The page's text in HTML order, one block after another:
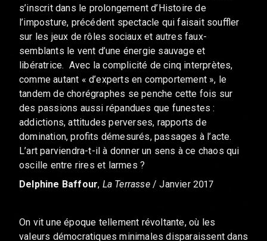
s’inscrit dans le prolongement d’Histoire de
l’imposture, précédent spectacle qui faisait souffler
sur les jeux de rôles sociaux et autres faux-
semblants le vent d’une énergie sauvage et
libératrice. Avec la complicité de cinq interprètes,
comme autant « d’experts en comportement », le
tandem de chorégraphes se penche cette fois sur
des passions aussi répandues que funestes :
addictions, attitudes perverses, rapports de
domination, profits démesurés, passages à l’acte.
L’art parviendra-t-il à donner un sens à ce chaos qui
oscille entre rires et larmes ?
Delphine Baffour, La Terrasse/ Janvier 2017
On vit une époque tellement révoltante, où les
valeurs démocratiques minimales disparaissent dans